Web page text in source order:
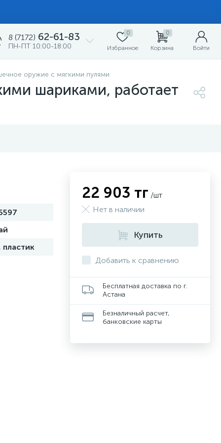
8 (7172) 62-61-83
ПН-ПТ 10:00-18:00
0
Избранное
0
Корзина Войти
оружие с мягкими пулями
шариками, работает
пластик
22 903 тг /шт
Нет в наличии
Купить
Добавить к сравнению
Бесплатная доставка по г.
Астана
Безналичный расчет,
банковские карты